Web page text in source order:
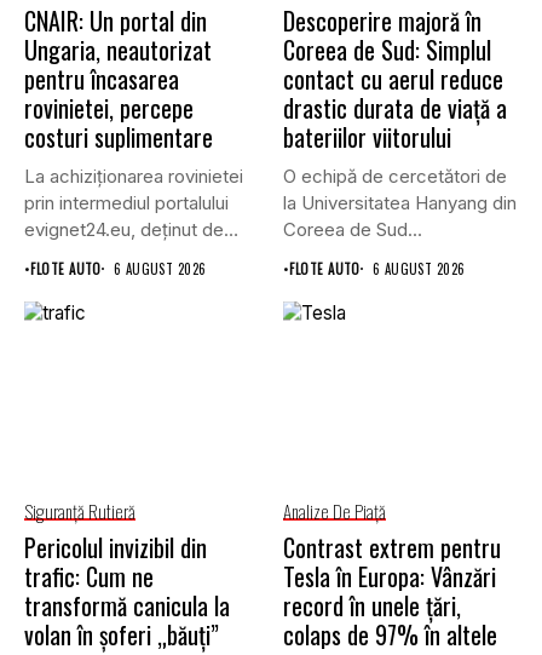
CNAIR: Un portal din
Ungaria, neautorizat
pentru încasarea
rovinietei, percepe
costuri suplimentare
La achiziționarea rovinietei
prin intermediul portalului
evignet24.eu, deținut de
Enternova Kft. din...
•FLOTE AUTO 6 AUGUST 2026
Descoperire majoră în
Coreea de Sud: Simplul
contact cu aerul reduce
drastic durata de viață a
bateriilor viitorului
O echipă de cercetători de
la Universitatea Hanyang din
Coreea de Sud...
•FLOTE AUTO 6 AUGUST 2026
Siguranţă Rutieră
Pericolul invizibil din
trafic: Cum ne
transformă canicula la
volan în șoferi „băuți”
Analize De Piață
Contrast extrem pentru
Tesla în Europa: Vânzări
record în unele țări,
colaps de 97% în altele